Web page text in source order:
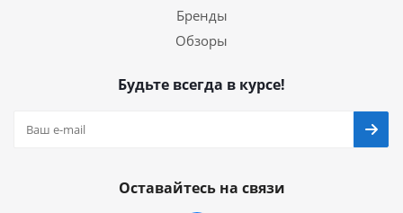
Бренды
Обзоры
Будьте всегда в курсе!
Оставайтесь на связи